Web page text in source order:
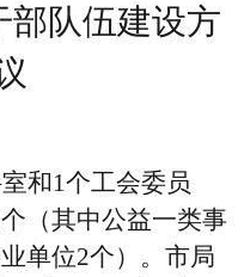
部队伍建设方
和1个工会委员
（其中公益一类事
单位2个）。市局